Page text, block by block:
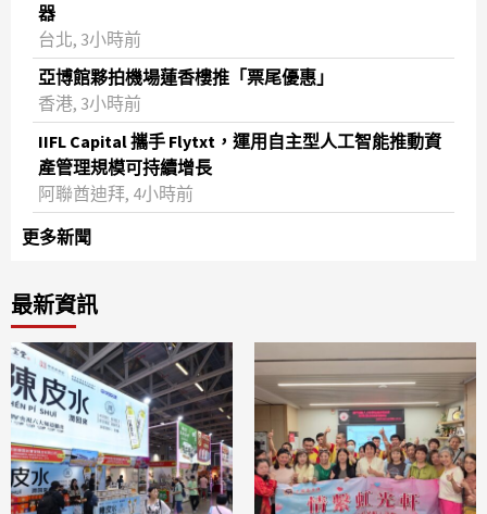
器
台北, 3小時前
亞博館夥拍機場蓮香樓推「票尾優惠」
香港, 3小時前
IIFL Capital 攜手 Flytxt，運用自主型人工智能推動資
產管理規模可持續增長
阿聯酋迪拜, 4小時前
更多新聞
最新資訊